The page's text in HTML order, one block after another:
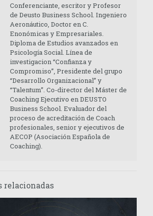
Conferenciante, escritor y Profesor
de Deusto Business School. Ingeniero
Aeronáutico, Doctor en C.
Enonómicas y Empresariales.
Diploma de Estudios avanzados en
Psicología Social. Línea de
investigacion “Confianza y
Compromiso”, Presidente del grupo
“Desarrollo Organizacional” y
“Talentum”. Co-director del Máster de
Coaching Ejecutivo en DEUSTO
Business School. Evaluador del
proceso de acreditación de Coach
profesionales, senior y ejecutivos de
AECOP (Asociación Española de
Coaching).
relacionadas